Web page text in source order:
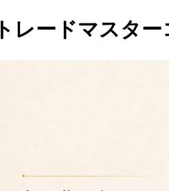
トレードマスタ